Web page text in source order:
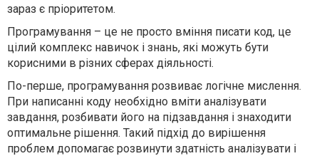
зараз є пріоритетом.
Програмування – це не просто вміння писати код, це
цілий комплекс навичок і знань, які можуть бути
корисними в різних сферах діяльності.
По-перше, програмування розвиває логічне мислення.
При написанні коду необхідно вміти аналізувати
завдання, розбивати його на підзавдання і знаходити
оптимальне рішення. Такий підхід до вирішення
проблем допомагає розвинути здатність аналізувати і